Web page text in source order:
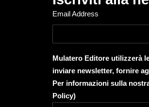
Email Address
Mulatero Editore utilizzerà
inviare newsletter, fornire
Per informazioni sulla
Policy)